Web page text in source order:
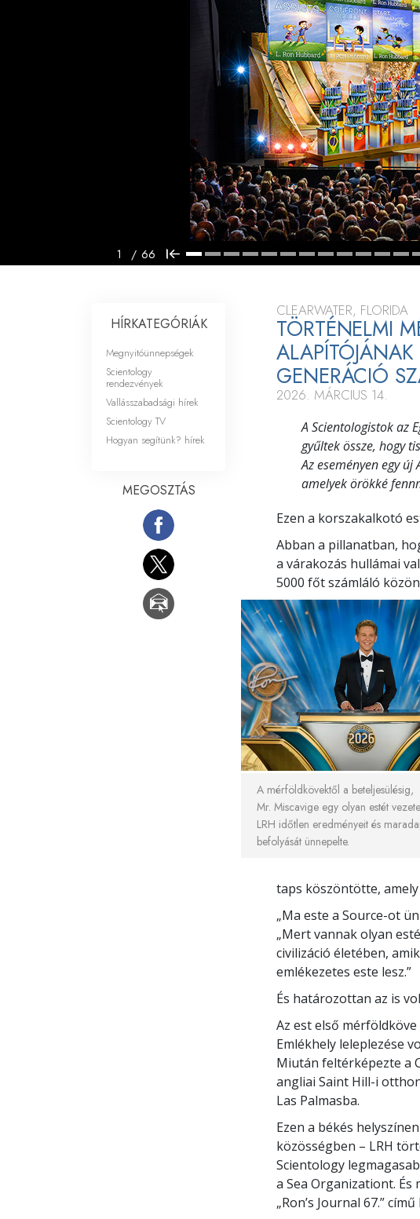
Mi a nagyság?
1 / 66
CLEARWATER, FLORIDA
TÖRTÉNELMI
GENERÁCIÓ
2026. MÁRCIUS 14.
A Scientologistok az
gyűltek össze, hogy
Az eseményen egy
amelyek örökké
Ezen a korszakalkotó
Abban a pillanatban,
a várakozás hullámai
5000 főt számláló
A mérföldkövektől a beteljesülésig,
Mr. Miscavige egy olyan estét
LRH időtlen eredményeit és
befolyását ünnepelte.
taps köszöntötte,
„Ma este a Source-ot
„Mert vannak olyan
civilizáció életében,
emlékezetes este lesz.”
És határozottan az is
Az est első
Emlékhely leleplezése
Miután feltérképezte a
angliai Saint Hill-i
Las Palmasba.
Ezen a békés
közösségben – LRH
Scientology
a Sea Organizationt.
„Ron’s Journal 67.”
HÍRKATEGÓRIÁK
Megnyitóünnepségek
Scientology
rendezvények
Vallásszabadsági hírek
Scientology TV
Hogyan segítünk? hírek
MEGOSZTÁS